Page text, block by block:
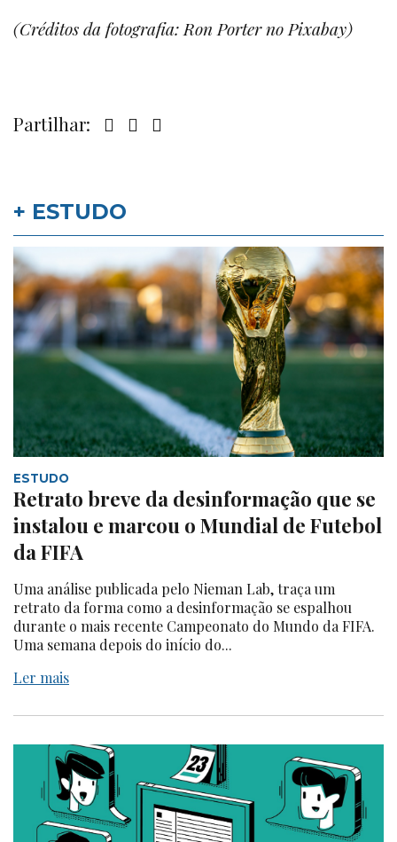
(Créditos da fotografia: Ron Porter no Pixabay)
Partilhar:
+ ESTUDO
ESTUDO
Retrato breve da desinformação que se
instalou e marcou o Mundial de Futebol
da FIFA
Uma análise publicada pelo Nieman Lab, traça um
retrato da forma como a desinformação se espalhou
durante o mais recente Campeonato do Mundo da FIFA.
Uma semana depois do início do...
Ler mais